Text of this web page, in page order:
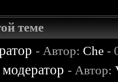
теме
- Автор: Che -
- Автор: